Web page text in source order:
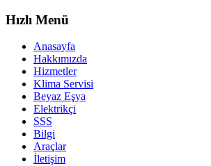
Hızlı Menü
Anasayfa
Hakkımızda
Hizmetler
Klima Servisi
Beyaz Eşya
Elektrikçi
SSS
Bilgi
Araçlar
İletişim